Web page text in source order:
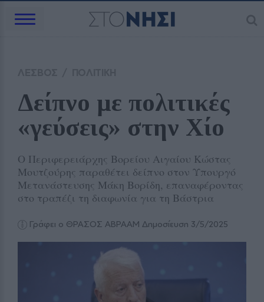
Δείπνο με πολιτικές
«γεύσεις» στην Χίο
Ο Περιφερειάρχης Βορείου Αιγαίου Κώστας
Μουτζούρης παραθέτει δείπνο στον Υπουργό
Μετανάστευσης Μάκη Βορίδη, επαναφέροντας
στο τραπέζι τη διαφωνία για τη Βάστρια
Γράφει ο ΘΡΑΣΟΣ ΑΒΡΑΑΜ Δημοσίευση 3/5/2025